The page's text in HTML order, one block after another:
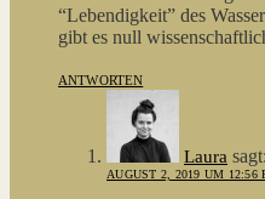
“Lebendigkeit” des
gibt es null
ANTWORTEN
Laura sagt:
AUGUST 2, 2019 UM 12:56